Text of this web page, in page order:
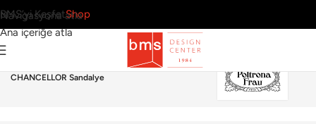
Navigasyona atla
Ana içeriğe atla
BMS’yi KeşfetShop
Poltrona Frau
CHANCELLOR Sandalye